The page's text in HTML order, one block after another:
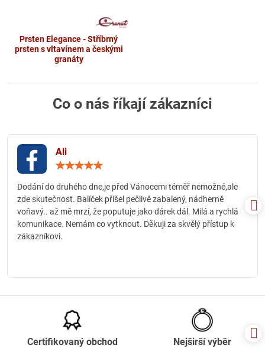
Prsten Elegance - Stříbrný
prsten s vltavínem a českými
granáty
Co o nás říkají zákazníci
Ali
5
Dodání do druhého dne,je před Vánocemi téměř nemožné,ale
zde skutečnost. Balíček přišel pečlivě zabalený, nádherně
voňavý.. až mě mrzí, že poputuje jako dárek dál. Milá a rychlá
komunikace. Nemám co vytknout. Děkuji za skvělý přístup k
zákazníkovi.
Certifikovaný obchod Nejširší výběr